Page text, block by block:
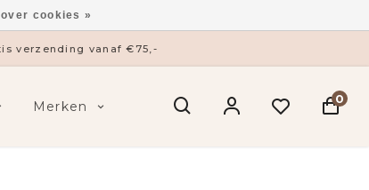
verzending vanaf €75,-
Merken 0
over cookies »